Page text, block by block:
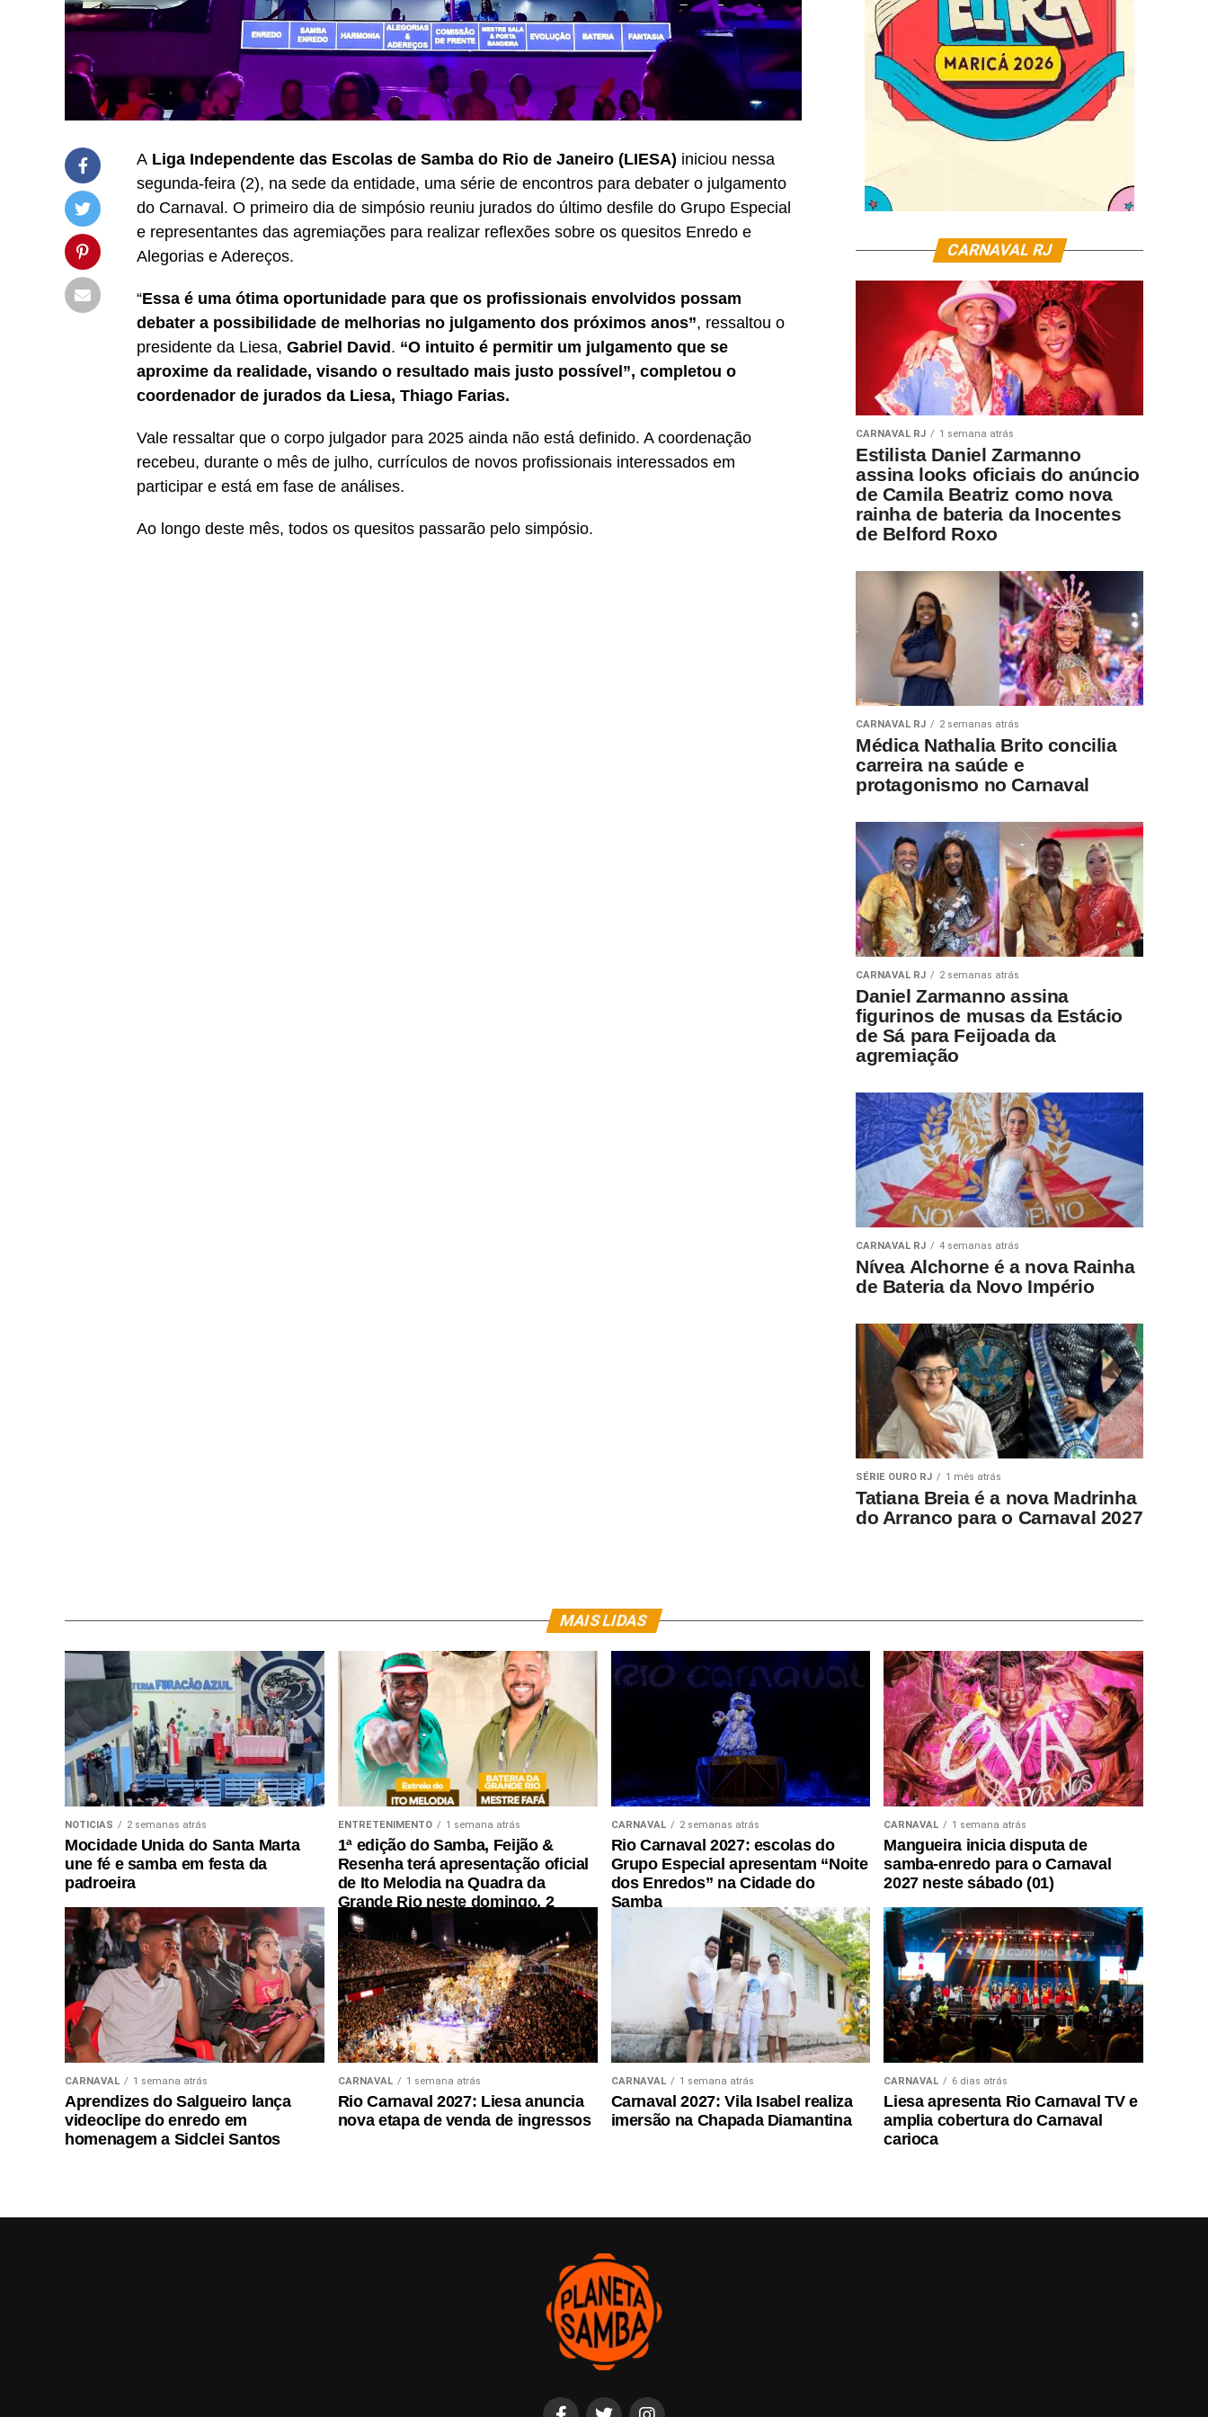
A Liga Independente das Escolas de Samba do Rio de Janeiro (LIESA) iniciou nessa
segunda-feira (2), na sede da entidade, uma série de encontros para debater o julgamento
do Carnaval. O primeiro dia de simpósio reuniu jurados do último desfile do Grupo Especial
e representantes das agremiações para realizar reflexões sobre os quesitos Enredo e
Alegorias e Adereços.
“Essa é uma ótima oportunidade para que os profissionais envolvidos possam
debater a possibilidade de melhorias no julgamento dos próximos anos”, ressaltou o
presidente da Liesa, Gabriel David. “O intuito é permitir um julgamento que se
aproxime da realidade, visando o resultado mais justo possível”, completou o
coordenador de jurados da Liesa, Thiago Farias.
Vale ressaltar que o corpo julgador para 2025 ainda não está definido. A coordenação
recebeu, durante o mês de julho, currículos de novos profissionais interessados em
participar e está em fase de análises.
Ao longo deste mês, todos os quesitos passarão pelo simpósio.
CARNAVAL RJ
CARNAVAL RJ 1 semana atrás
Estilista Daniel Zarmanno
assina looks oficiais do anúncio
de Camila Beatriz como nova
rainha de bateria da Inocentes
de Belford Roxo
CARNAVAL RJ 2 semanas atrás
Médica Nathalia Brito concilia
carreira na saúde e
protagonismo no Carnaval
CARNAVAL RJ 2 semanas atrás
Daniel Zarmanno assina
figurinos de musas da Estácio
de Sá para Feijoada da
agremiação
CARNAVAL RJ 4 semanas atrás
Nívea Alchorne é a nova Rainha
de Bateria da Novo Império
SÉRIE OURO RJ 1 mês atrás
Tatiana Breia é a nova Madrinha
do Arranco para o Carnaval 2027
MAIS LIDAS
NOTICIAS 2 semanas atrás
Mocidade Unida do Santa Marta
une fé e samba em festa da
padroeira
ENTRETENIMENTO 1 semana atrás
1ª edição do Samba, Feijão &
Resenha terá apresentação oficial
de Ito Melodia na Quadra da
Grande Rio neste domingo, 2
CARNAVAL 2 semanas atrás
Rio Carnaval 2027: escolas do
Grupo Especial apresentam “Noite
dos Enredos” na Cidade do
Samba
CARNAVAL 1 semana atrás
Mangueira inicia disputa de
samba-enredo para o Carnaval
2027 neste sábado (01)
CARNAVAL 1 semana atrás
Aprendizes do Salgueiro lança
videoclipe do enredo em
homenagem a Sidclei Santos
CARNAVAL 1 semana atrás
Rio Carnaval 2027: Liesa anuncia
nova etapa de venda de ingressos
CARNAVAL 1 semana atrás
Carnaval 2027: Vila Isabel realiza
imersão na Chapada Diamantina
CARNAVAL 6 dias atrás
Liesa apresenta Rio Carnaval TV e
amplia cobertura do Carnaval
carioca